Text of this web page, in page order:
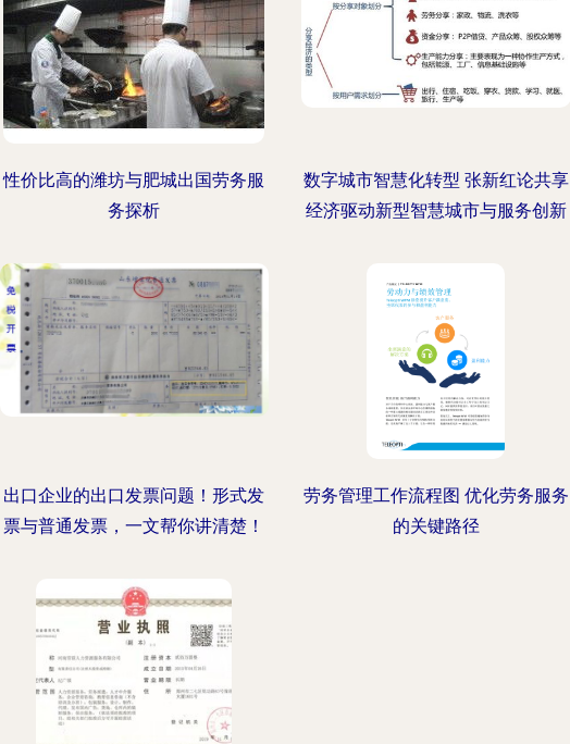
性价比高的潍坊与肥城出国劳务服
务探析
数字城市智慧化转型 张新红论共享
经济驱动新型智慧城市与服务创新
出口企业的出口发票问题！形式发
票与普通发票，一文帮你讲清楚！
劳务管理工作流程图 优化劳务服务
的关键路径